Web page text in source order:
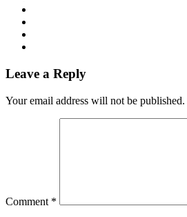
Leave a Reply
Your email address will not be published.
Comment *